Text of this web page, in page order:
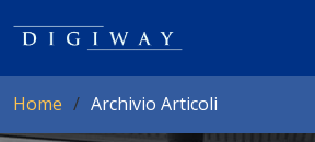
Home Archivio Articoli